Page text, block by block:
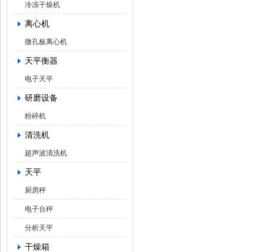
冷冻干燥机
离心机
微孔板离心机
天平衡器
电子天平
研磨设备
粉碎机
清洗机
超声波清洗机
天平
厨房秤
电子台秤
分析天平
干燥箱